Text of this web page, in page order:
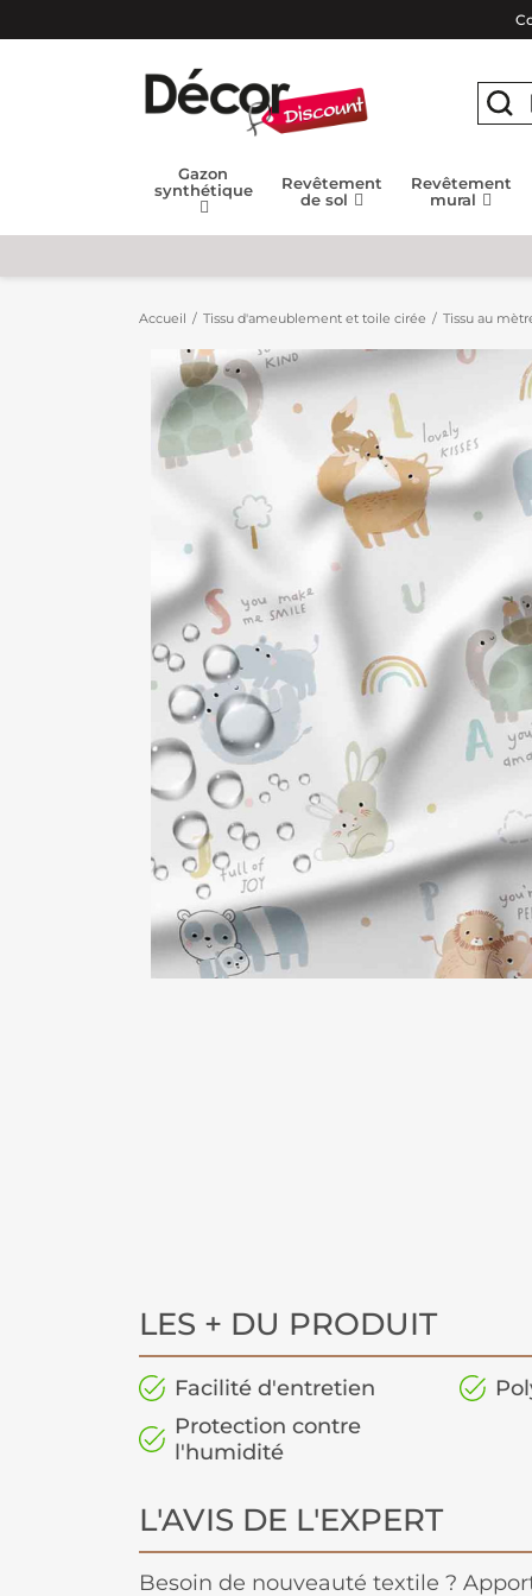
Gazon
synthétique
Revêtement
de sol
Revêtement
mural
Accueil Tissu d'ameublement et toile cirée Tissu au
LES + DU PRODUIT
Facilité d'entretien
Protection contre
l'humidité
L'AVIS DE L'EXPERT
Besoin de nouveauté textile ?